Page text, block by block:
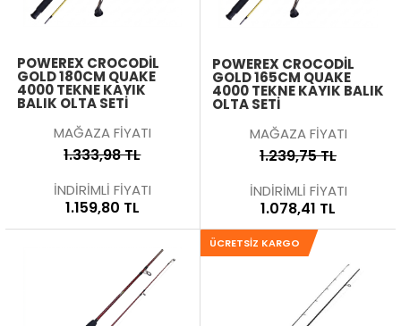
POWEREX CROCODIL
GOLD 180CM QUAKE
4000 TEKNE KAYIK
BALIK OLTA SETI
MAĞAZA FİYATI
1.333,98 TL
İNDİRİMLİ FİYATI
1.159,80 TL
POWEREX CROCODIL
GOLD 165CM QUAKE
4000 TEKNE KAYIK BALIK
OLTA SETI
MAĞAZA FİYATI
1.239,75 TL
İNDİRİMLİ FİYATI
1.078,41 TL
ÜCRETSIZ KARGO